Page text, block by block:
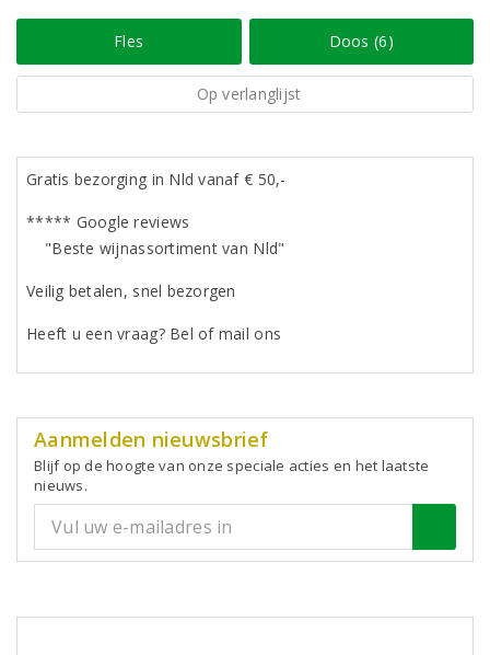
Fles Doos (6)
Op verlanglijst
Gratis bezorging in Nld vanaf € 50,-
***** Google reviews
"Beste wijnassortiment van Nld"
Veilig betalen, snel bezorgen
Heeft u een vraag? Bel of mail ons
Aanmelden nieuwsbrief
Blijf op de hoogte van onze speciale acties en het laatste
nieuws.